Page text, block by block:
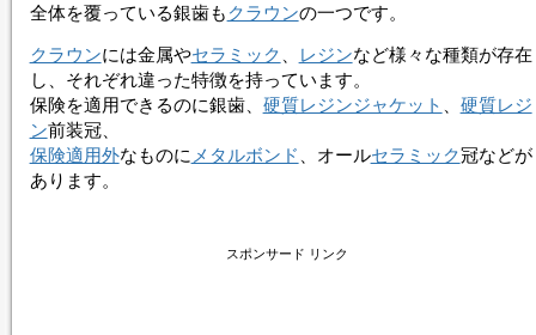
全体を覆っている銀歯も クラウンの一つです。
クラウンには金属やセラミック レジンなど様々な種類が存在
し、それぞれ違った特徴を持っています。
保険を適用できるのに銀歯、 硬質レジンジャケット
硬質レジ
ン前装冠、
保険適用外なものに メタルボンド 、オールセラミック冠などが
あります。
スポンサード リンク